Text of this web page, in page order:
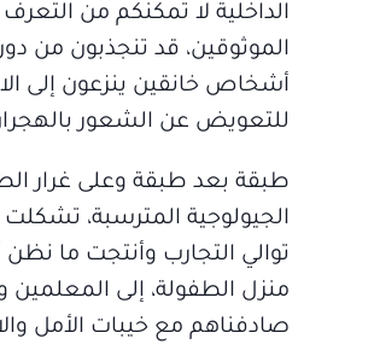
الداخلية لا تمكنكم من
الموثوقين، قد تنجذبون من
أشخاص خانقين ينزعون إلى
للتعويض عن الشعور
طبقة بعد طبقة وعلى غرار
الجيولوجية المترسبة،
توالي التجارب وأنتجت ما نظن
منزل الطفولة، إلى المعلمين
صادفناهم مع خيبات الأمل